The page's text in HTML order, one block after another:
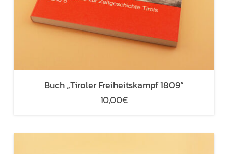
Buch „Tiroler Freiheitskampf 1809“
10,00€